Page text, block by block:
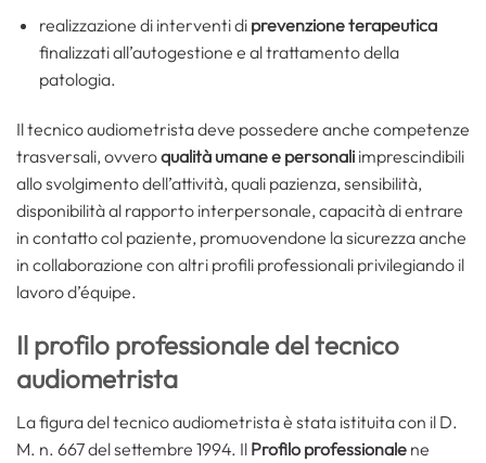
realizzazione di interventi di prevenzione terapeutica
finalizzati all’autogestione e al trattamento della
patologia.
Il tecnico audiometrista deve possedere anche competenze
trasversali, ovveroqualità umane e personali imprescindibili
allo svolgimento dell’attività, quali pazienza, sensibilità,
disponibilità al rapporto interpersonale, capacità di entrare
in contatto col paziente, promuovendone la sicurezza anche
in collaborazione con altri profili professionali privilegiando il
lavoro d’équipe.
Il profilo professionale del tecnico
audiometrista
La figura del tecnico audiometrista è stata istituita con il D.
M. n. 667 del settembre 1994. Il Profilo professionale ne